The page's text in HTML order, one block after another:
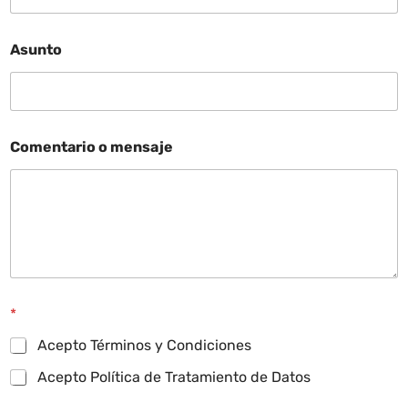
Asunto
Comentario o mensaje
*
Acepto Términos y Condiciones
Acepto Política de Tratamiento de Datos